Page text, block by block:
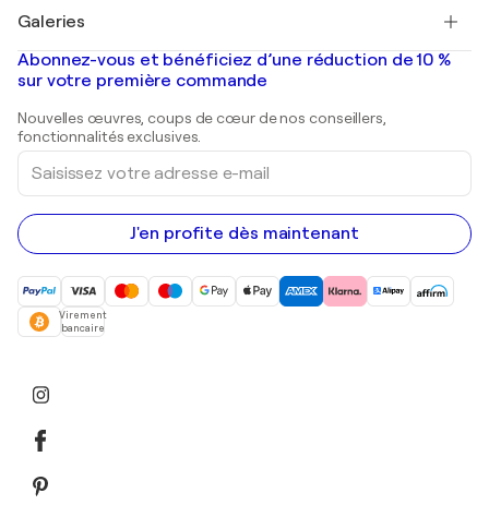
Banksy
Mr. Brainwash
Shepard Fairey
Tableaux abstraits à vendre
Peintures de paysage
Estampes
Peintures acryliques
Galeries
Galeries d'art en France
Galeries d'art en Belgique
Abonnez-vous et bénéficiez d’une réduction de 10 %
sur votre première commande
Nouvelles œuvres, coups de cœur de nos conseillers,
fonctionnalités exclusives.
Saisissez
votre
adresse
e-
mail
J'en profite dès maintenant
Virement
bancaire